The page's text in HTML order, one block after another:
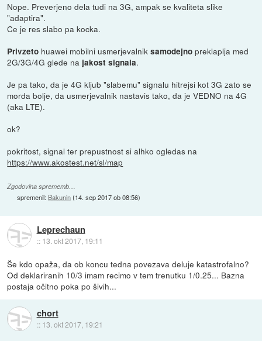
Nope. Preverjeno dela tudi na 3G, ampak se kvaliteta slike
"adaptira".
Ce je res slabo pa kocka.
Privzeto huawei mobilni usmerjevalniksamodejno preklaplja med
2G/3G/4G glede na jakost signala.
Je pa tako, da je 4G kljub "slabemu" signalu hitrejsi kot 3G zato se
morda bolje, da usmerjevalnik nastavis tako, da je VEDNO na 4G
(aka LTE).
ok?
pokritost, signal ter prepustnost si alhko ogledas na
https://www.akostest.net/sl/map
Zgodovina sprememb…
spremenil: Bakunin(14. sep 2017 ob 08:56)
Leprechaun
:: 13. okt 2017, 19:11
Še kdo opaža, da ob koncu tedna povezava deluje katastrofalno?
Od deklariranih 10/3 imam recimo v tem trenutku 1/0.25... Bazna
postaja očitno poka po šivih...
chort
:: 13. okt 2017, 19:21